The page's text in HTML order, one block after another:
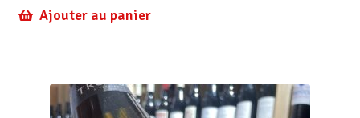
Ajouter au panier